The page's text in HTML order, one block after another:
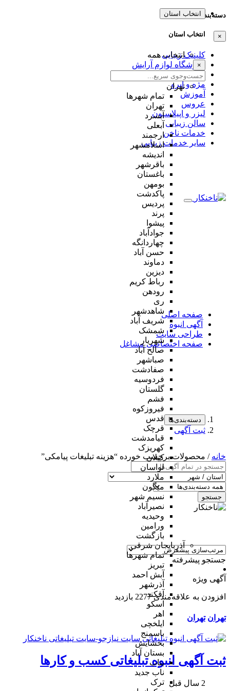
دسته‌بندی‌ها
×
کلینیک زیبایی
فروشگاه لوازم آرایش
میکاپ و شنیون
مژه و ابرو
آموزش
عروس
لیزر و اپیلاسیون
سالن زیبایی
خدمات ناخن
سایر خدمات زیبایی
انتخاب استان
انتخاب استان
انتخاب همه
×
تهران
تمام شهر‌ها
تهران
آبسرد
آبعلی
ارجمند
اسلامشهر
اندیشه
باقرشهر
باغستان
بومهن
پاکدشت
پردیس
پرند
پیشوا
جوادآباد
چهاردانگه
حسن آباد
دماوند
دیزین
رباط کریم
رودهن
ری
شاهدشهر
شریف آباد
شمشک
شهریار
صالح آباد
صباشهر
صفادشت
فردوسیه
گلستان
فشم
فیروزکوه
قدس
قرچک
قیامدشت
کهریزک
کیلان
لواسان
ملارد
میگون
نسیم شهر
نصیرآباد
وحیدیه
ورامین
بازگشت
آذربایجان شرقی
تمام شهر‌ها
تبریز
آبش احمد
آذرشهر
آقکند
اسکو
اهر
ایلخچی
باسمنج
بخشایش
بستان آباد
بناب
ناب جدید
ترک
صفحه اصلی
آگهی انبوه
طراحی سایت
صفحه اختصاصی مشاغل
دسته‌بندی‌ها
ثبت آگهی
خانه / محصولات برچسب خورده “هزینه تبلیغات پیامکی”
جستجو
جستجو پیشرفته
آگهی ویژه
افزودن به علاقه‌مندی 2277 بازدید
تهران تهران
ثبت آگهی انبوه تبلیغاتی کسب و کارها
2 سال قبل